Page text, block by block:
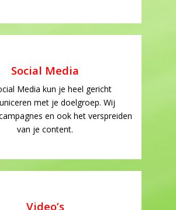
Social Media
Media kun je heel gericht
met je doelgroep. Wij
en ook het verspreiden
van je content.
Video’s